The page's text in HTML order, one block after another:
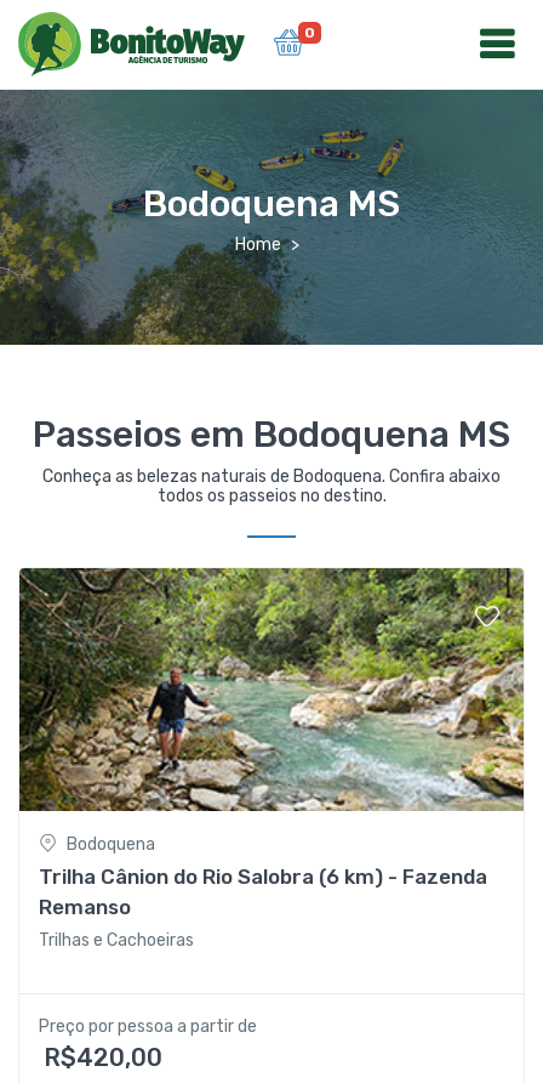
0
Bodoquena MS
Home
Passeios em Bodoquena MS
Conheça as belezas naturais de Bodoquena. Confira abaixo
todos os passeios no destino.
Bodoquena
Trilha Cânion do Rio Salobra (6 km) - Fazenda
Remanso
Trilhas e Cachoeiras
Preço por pessoa a partir de
R$420,00